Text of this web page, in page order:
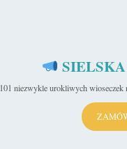
101 niezwykle urokliwych